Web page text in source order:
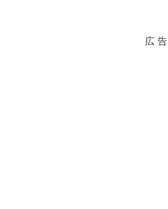
広 告